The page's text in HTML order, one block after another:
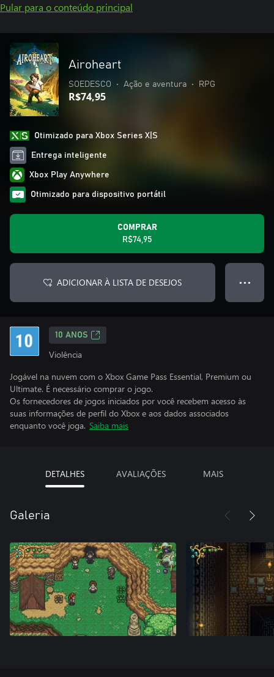
Pular para o conteúdo principal
Airoheart
SOEDESCO • Ação e aventura • RPG
R$74,95
Otimizado para Xbox Series X|S
Entrega inteligente
Xbox Play Anywhere
Otimizado para dispositivo portátil
COMPRAR
R$74,95
ADICIONAR À LISTA DE DESEJOS ● ● ●
10 ANOS
Violência
Jogável na nuvem com o Xbox Game Pass Essential, Premium ou
Ultimate. É necessário comprar o jogo.
Os fornecedores de jogos iniciados por você recebem acesso às
suas informações de perfil do Xbox e aos dados associados
enquanto você joga. Saiba mais
DETALHES AVALIAÇÕES MAIS
Galeria